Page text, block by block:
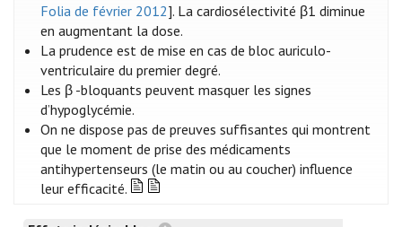
Folia de février 2012]. La cardiosélectivité β1 diminue
en augmentant la dose.
La prudence est de mise en cas de bloc auriculo-
ventriculaire du premier degré.
Les β -bloquants peuvent masquer les signes
d’hypoglycémie.
On ne dispose pas de preuves suffisantes qui montrent
que le moment de prise des médicaments
antihypertenseurs (le matin ou au coucher) influence
leur efficacité.